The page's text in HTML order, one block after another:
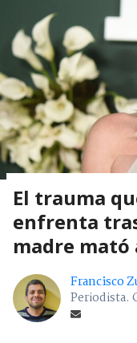
El trauma
enfrenta
madre mató
Francisco
Periodista.